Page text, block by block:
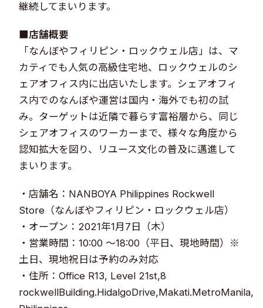
継続してまいります。
■店舗概要​
「なんぼやフィリピン・ロックウェル店」は、マ
カティでも人気の高級住宅地、ロックウェルのシ
ェアオフィス内に出店いたします。シェアオフィ
ス内でのなんぼや運営は国内・海外でも初の試
み。ターゲットは近隣で暮らす富裕層から、同じ
シェアオフィスのワーカーまで、様々な角度から
認知拡大を図り、リユース文化の普及に邁進して
まいります。
・店舗名：NANBOYA Philippines Rockwell
Store（なんぼやフィリピン・ロックウェル店）
・オープン：2021年1月7日（木）
・営業時間：10:00 ～18:00（平日、現地時間）※
土日、現地祝日は予約のみ対応
・住所：Office R13, Level 21st,8
rockwellBuilding.HidalgoDrive,Makati.MetroManila,